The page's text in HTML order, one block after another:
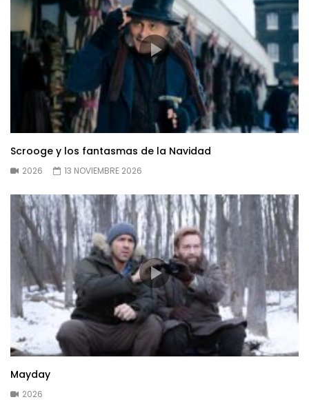
Scrooge y los fantasmas de la Navidad
2026 13 NOVIEMBRE 2026
Mayday
2026